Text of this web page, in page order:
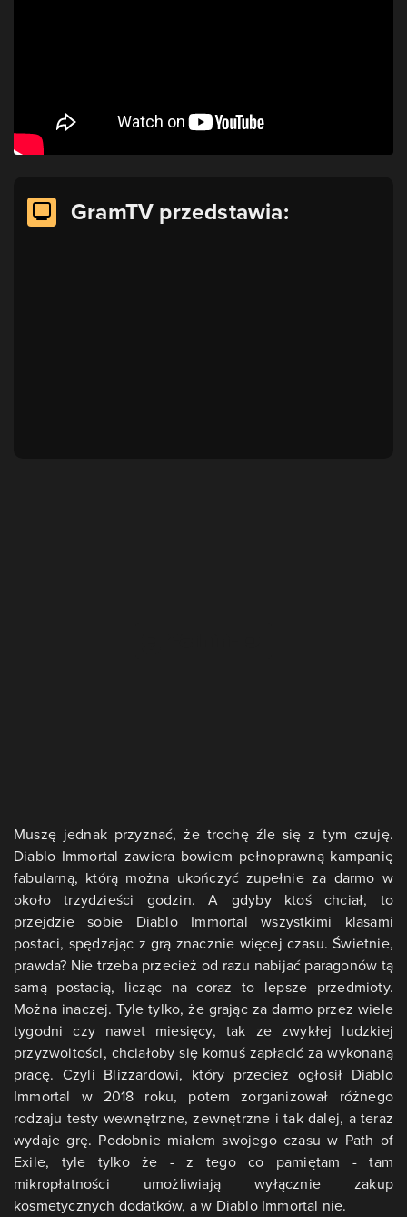
GramTV przedstawia:
Muszę jednak przyznać, że trochę źle się z tym czuję.
Diablo Immortal zawiera bowiem pełnoprawną kampanię
fabularną, którą można ukończyć zupełnie za darmo w
około trzydzieści godzin. A gdyby ktoś chciał, to
przejdzie sobie Diablo Immortal wszystkimi klasami
postaci, spędzając z grą znacznie więcej czasu. Świetnie,
prawda? Nie trzeba przecież od razu nabijać paragonów tą
samą postacią, licząc na coraz to lepsze przedmioty.
Można inaczej. Tyle tylko, że grając za darmo przez wiele
tygodni czy nawet miesięcy, tak ze zwykłej ludzkiej
przyzwoitości, chciałoby się komuś zapłacić za wykonaną
pracę. Czyli Blizzardowi, który przecież ogłosił Diablo
Immortal w 2018 roku, potem zorganizował różnego
rodzaju testy wewnętrzne, zewnętrzne i tak dalej, a teraz
wydaje grę. Podobnie miałem swojego czasu w Path of
Exile, tyle tylko że - z tego co pamiętam - tam
mikropłatności umożliwiają wyłącznie zakup
kosmetycznych dodatków, a w Diablo Immortal nie.